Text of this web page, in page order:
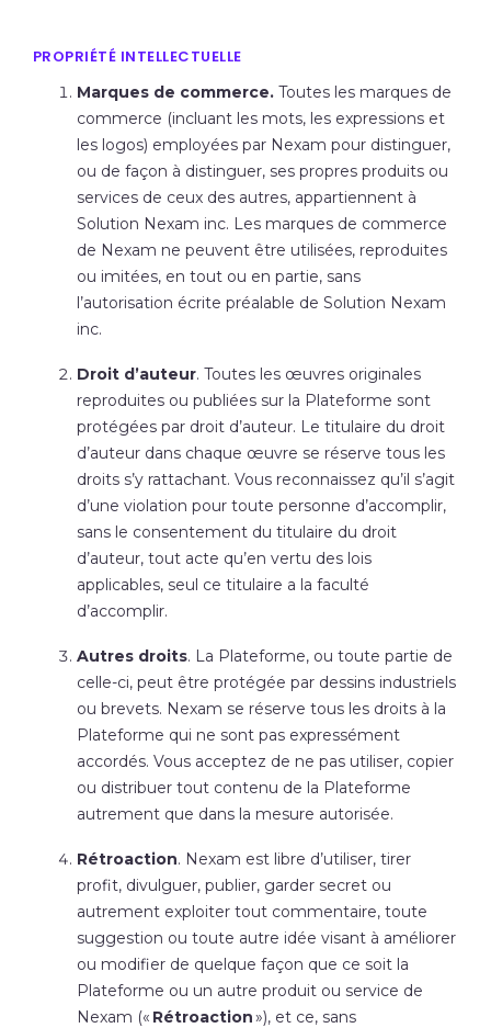
PROPRIÉTÉ INTELLECTUELLE
Marques de commerce.Toutes les marques de
commerce (incluant les mots, les expressions et
les logos) employées par Nexam pour distinguer,
ou de façon à distinguer, ses propres produits ou
services de ceux des autres, appartiennent à
Solution Nexam inc. Les marques de commerce
de Nexam ne peuvent être utilisées, reproduites
ou imitées, en tout ou en partie, sans
l’autorisation écrite préalable de Solution Nexam
inc.
Droit d’auteur. Toutes les œuvres originales
reproduites ou publiées sur la Plateforme sont
protégées par droit d’auteur. Le titulaire du droit
d’auteur dans chaque œuvre se réserve tous les
droits s’y rattachant. Vous reconnaissez qu’il s’agit
d’une violation pour toute personne d’accomplir,
sans le consentement du titulaire du droit
d’auteur, tout acte qu’en vertu des lois
applicables, seul ce titulaire a la faculté
d’accomplir.
Autres droits. La Plateforme, ou toute partie de
celle-ci, peut être protégée par dessins industriels
ou brevets. Nexam se réserve tous les droits à la
Plateforme qui ne sont pas expressément
accordés. Vous acceptez de ne pas utiliser, copier
ou distribuer tout contenu de la Plateforme
autrement que dans la mesure autorisée.
Rétroaction. Nexam est libre d’utiliser, tirer
profit, divulguer, publier, garder secret ou
autrement exploiter tout commentaire, toute
suggestion ou toute autre idée visant à améliorer
ou modifier de quelque façon que ce soit la
Plateforme ou un autre produit ou service de
Nexam (« Rétroaction»), et ce, sans